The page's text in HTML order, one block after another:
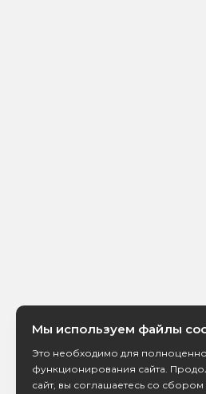
Мы используем файлы
Это необходимо для
функционирования сайта.
сайт, вы соглашаетесь со